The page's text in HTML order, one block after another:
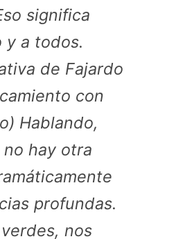
significa
y a todos.
de Fajardo
con
Hablando,
hay otra
profundas.
nos